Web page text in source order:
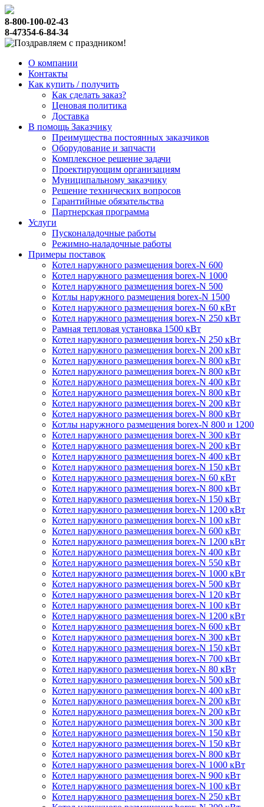
8-800-100-02-43
8-47354-6-84-34
О компании
Контакты
Как купить / получить
Как сделать заказ?
Ценовая политика
Доставка
В помощь Заказчику
Преимущества постоянных заказчиков
Оборудование и запчасти
Комплексное решение задачи
Проектирующим организациям
Муниципальному заказчику
Решение технических вопросов
Гарантийные обязательства
Партнерская программа
Услуги
Пусконаладочные работы
Режимно-наладочные работы
Примеры поставок
Котел наружного размещения borex-N 600
Котел наружного размещения borex-N 1000
Котел наружного размещения borex-N 500
Котлы наружного размещения borex-N 1500
Котел наружного размещения borex-N 60 кВт
Котел наружного размещения borex-N 250 кВт
Рамная тепловая установка 1500 кВт
Котел наружного размещения borex-N 250 кВт
Котел наружного размещения borex-N 200 кВт
Котел наружного размещения borex-N 800 кВт
Котел наружного размещения borex-N 800 кВт
Котел наружного размещения borex-N 400 кВт
Котел наружного размещения borex-N 800 кВт
Котел наружного размещения borex-N 200 кВт
Котел наружного размещения borex-N 800 кВт
Котлы наружного размещения borex-N 800 и 1200
Котел наружного размещения borex-N 300 кВт
Котел наружного размещения borex-N 200 кВт
Котел наружного размещения borex-N 400 кВт
Котел наружного размещения borex-N 150 кВт
Котел наружного размещения borex-N 60 кВт
Котел наружного размещения borex-N 800 кВт
Котел наружного размещения borex-N 150 кВт
Котел наружного размещения borex-N 1200 кВт
Котел наружного размещения borex-N 100 кВт
Котел наружного размещения borex-N 600 кВт
Котел наружного размещения borex-N 1200 кВт
Котел наружного размещения borex-N 400 кВт
Котел наружного размещения borex-N 550 кВт
Котел наружного размещения borex-N 1000 кВт
Котел наружного размещения borex-N 500 кВт
Котел наружного размещения borex-N 120 кВт
Котел наружного размещения borex-N 100 кВт
Котел наружного размещения borex-N 1200 кВт
Котел наружного размещения borex-N 600 кВт
Котел наружного размещения borex-N 300 кВт
Котел наружного размещения borex-N 150 кВт
Котел наружного размещения borex-N 700 кВт
Котел наружного размещения borex-N 80 кВт
Котел наружного размещения borex-N 500 кВт
Котел наружного размещения borex-N 400 кВт
Котел наружного размещения borex-N 200 кВт
Котел наружного размещения borex-N 200 кВт
Котел наружного размещения borex-N 300 кВт
Котел наружного размещения borex-N 150 кВт
Котел наружного размещения borex-N 150 кВт
Котел наружного размещения borex-N 800 кВт
Котел наружного размещения borex-N 1000 кВт
Котел наружного размещения borex-N 900 кВт
Котел наружного размещения borex-N 100 кВт
Котел наружного размещения borex-N 250 кВт